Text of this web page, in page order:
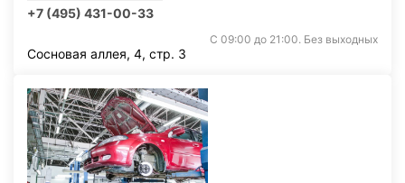
+7 (495) 431-00-33
С 09:00 до 21:00. Без выходных
Сосновая аллея, 4, стр. 3